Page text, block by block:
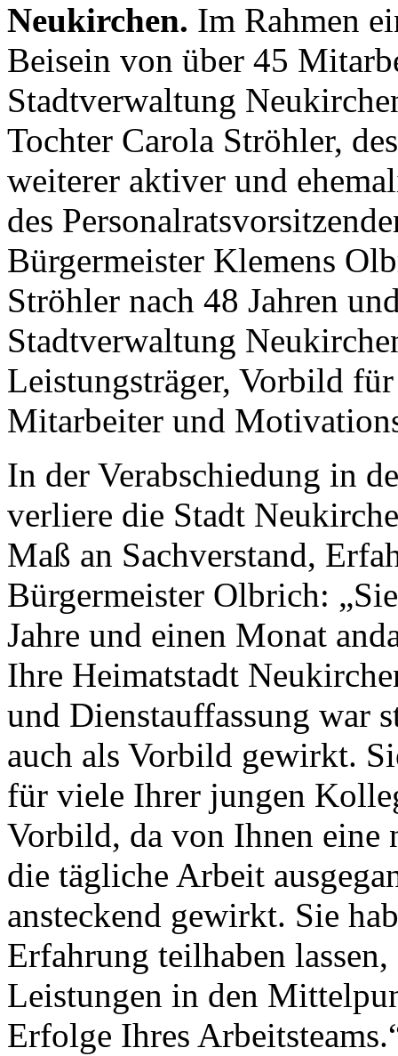
Neukirchen. Im Rahmen
Beisein von über 45
Stadtverwaltung
Tochter Carola Ströhler,
weiterer aktiver und
des
Bürgermeister Klemens
Ströhler nach 48 Jahren
Stadtverwaltung
Leistungsträger, Vorbild
Mitarbeiter und
In der Verabschiedung in
verliere die Stadt
Maß an Sachverstand,
Bürgermeister Olbrich:
Jahre und einen Monat
Ihre Heimatstadt
und Dienstauffassung war
auch als Vorbild gewirkt.
für viele Ihrer jungen
Vorbild, da von Ihnen eine
die tägliche Arbeit
ansteckend gewirkt. Sie
Erfahrung teilhaben
Leistungen in den
Erfolge Ihres